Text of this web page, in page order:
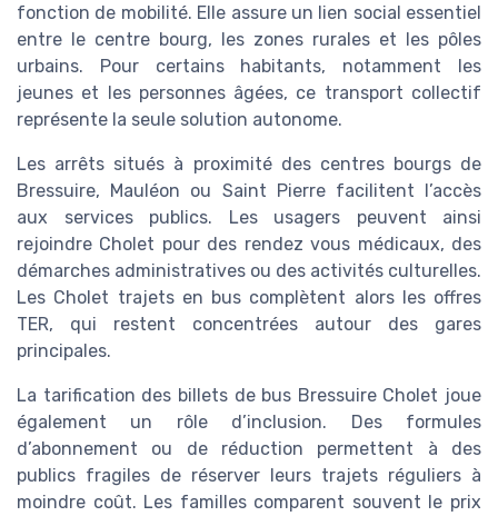
fonction de mobilité. Elle assure un lien social essentiel
entre le centre bourg, les zones rurales et les pôles
urbains. Pour certains habitants, notamment les
jeunes et les personnes âgées, ce transport collectif
représente la seule solution autonome.
Les arrêts situés à proximité des centres bourgs de
Bressuire, Mauléon ou Saint Pierre facilitent l’accès
aux services publics. Les usagers peuvent ainsi
rejoindre Cholet pour des rendez vous médicaux, des
démarches administratives ou des activités culturelles.
Les Cholet trajets en bus complètent alors les offres
TER, qui restent concentrées autour des gares
principales.
La tarification des billets de bus Bressuire Cholet joue
également un rôle d’inclusion. Des formules
d’abonnement ou de réduction permettent à des
publics fragiles de réserver leurs trajets réguliers à
moindre coût. Les familles comparent souvent le prix